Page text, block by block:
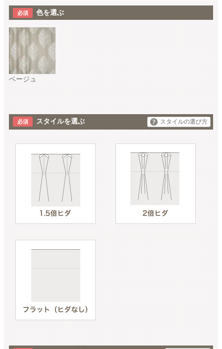
色を選ぶ
ベージュ
スタイルを選ぶ スタイルの選び方